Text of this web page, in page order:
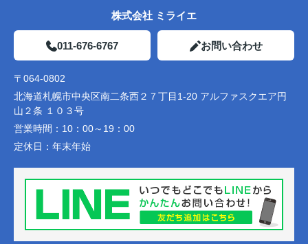
株式会社 ミライエ
011-676-6767 お問い合わせ
〒064-0802
北海道札幌市中央区南二条西２７丁目1-20 アルファスクエア円
山２条 １０３号
営業時間： 10：00～19：00
定休日： 年末年始